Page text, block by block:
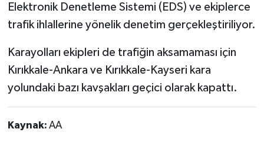
Elektronik Denetleme Sistemi (EDS) ve ekiplerce
trafik ihlallerine yönelik denetim gerçekleştiriliyor.
Karayolları ekipleri de trafiğin aksamaması için
Kırıkkale-Ankara ve Kırıkkale-Kayseri kara
yolundaki bazı kavşakları geçici olarak kapattı.
Kaynak: AA